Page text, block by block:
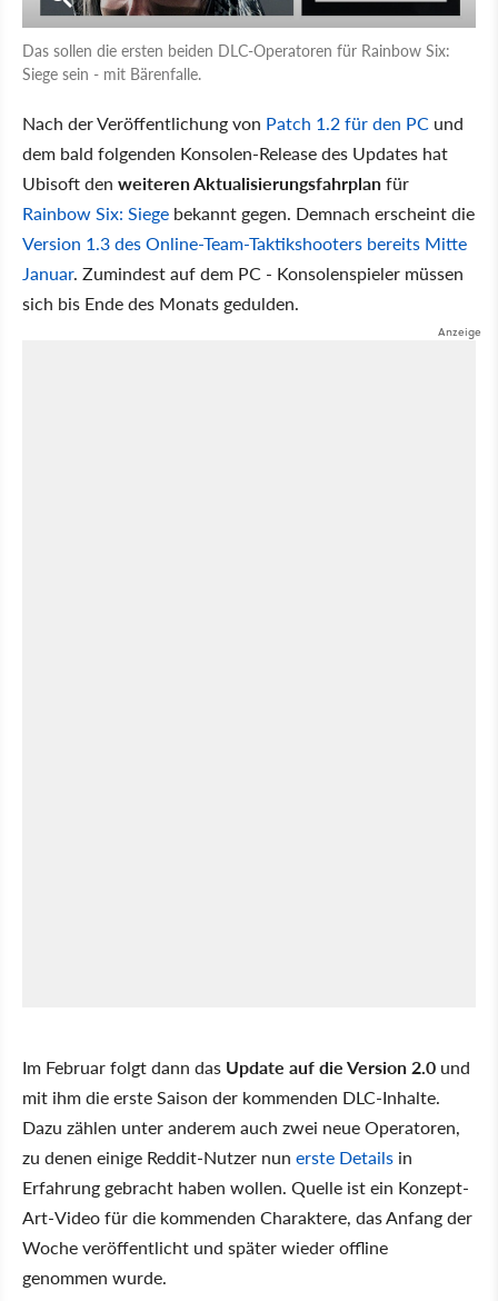
Das sollen die ersten beiden DLC-Operatoren für Rainbow Six:
Siege sein - mit Bärenfalle.
Nach der Veröffentlichung von Patch 1.2 für den PC und
dem bald folgenden Konsolen-Release des Updates hat
Ubisoft den weiteren Aktualisierungsfahrplanfür
Rainbow Six: Siege bekannt gegen. Demnach erscheint die
Version 1.3 des Online-Team-Taktikshooters bereits Mitte
Januar. Zumindest auf dem PC - Konsolenspieler müssen
sich bis Ende des Monats gedulden.
Im Februar folgt dann das Update auf die Version 2.0 und
mit ihm die erste Saison der kommenden DLC-Inhalte.
Dazu zählen unter anderem auch zwei neue Operatoren,
zu denen einige Reddit-Nutzer nun erste Details in
Erfahrung gebracht haben wollen. Quelle ist ein Konzept-
Art-Video für die kommenden Charaktere, das Anfang der
Woche veröffentlicht und später wieder offline
genommen wurde.